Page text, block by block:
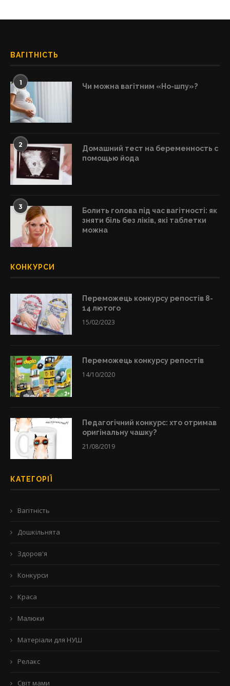
ВАГІТНІСТЬ
1 Чи можна вагітним «Но-шпу»?
2
Домашний тест на беременность с
помощью йода
3
Болить голова під час вагітності: як
зняти біль без ліків, які таблетки
можна
КОНКУРСИ
Переможець конкурсу репостів 8-
14 лютого
15/02/2023
Переможець конкурсу репостів
14/10/2020
Педагогічний конкурс: хто отримав
оригінальну чашку?
21/08/2019
КАТЕГОРІЇ
Вагітність
Дошкільнята
Здоров'я
Конкурси
Краса
Малюки
Матеріали для НУШ
Релакс
Світ мами